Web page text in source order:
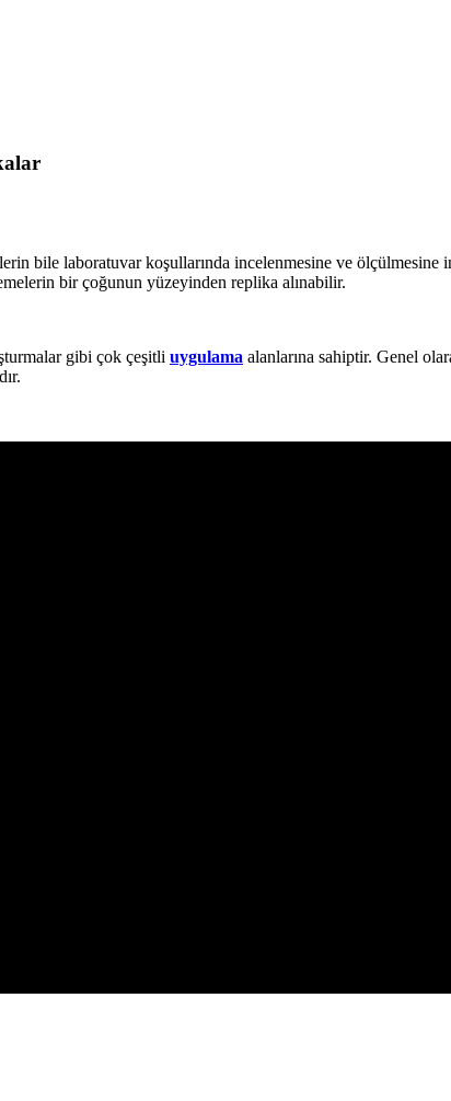
bile laboratuvar koşullarında incelenmesine ve ölçülmesine
bir çoğunun yüzeyinden replika alınabilir.
gibi çok çeşitli uygulama alanlarına sahiptir. Genel